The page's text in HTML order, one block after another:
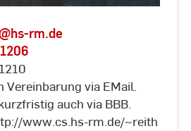
@hs-rm.de
Vereinbarung via EMail.
auch via BBB.
www.cs.hs-rm.de/~reith